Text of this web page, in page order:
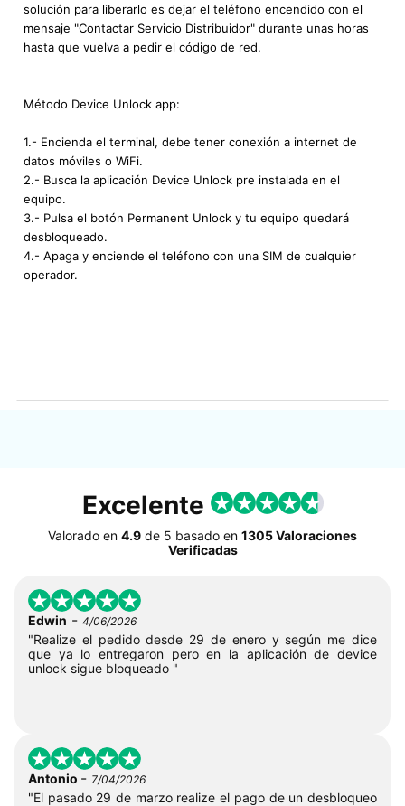
solución para liberarlo es dejar el teléfono encendido con el
mensaje "Contactar Servicio Distribuidor" durante unas horas
hasta que vuelva a pedir el código de red.
Método Device Unlock app:
1.- Encienda el terminal, debe tener conexión a internet de
datos móviles o WiFi.
2.- Busca la aplicación Device Unlock pre instalada en el
equipo.
3.- Pulsa el botón Permanent Unlock y tu equipo quedará
desbloqueado.
4.- Apaga y enciende el teléfono con una SIM de cualquier
operador.
Excelente
Valorado en 4.9 de 5 basado en 1305 Valoraciones
Verificadas
Edwin - 4/06/2026
"Realize el pedido desde 29 de enero y según me dice
que ya lo entregaron pero en la aplicación de device
unlock sigue bloqueado "
Antonio - 7/04/2026
"El pasado 29 de marzo realize el pago de un desbloqueo